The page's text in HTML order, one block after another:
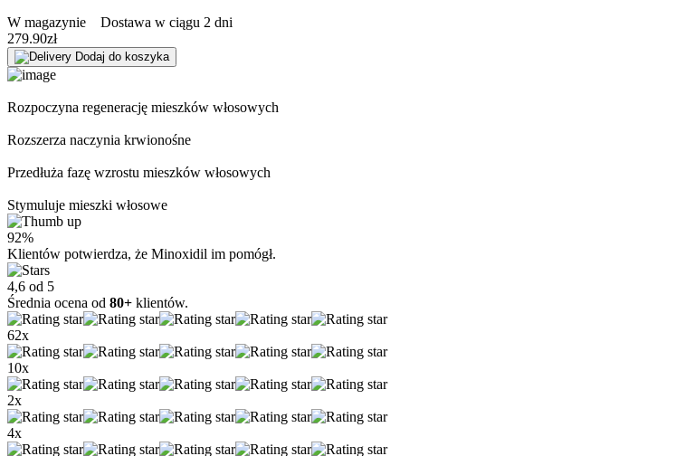
W magazynie
Dostawa w ciągu 2 dni
279.90zł
Dodaj do koszyka
Rozpoczyna regenerację mieszków włosowych
Rozszerza naczynia krwionośne
Przedłuża fazę wzrostu mieszków włosowych
Stymuluje mieszki włosowe
92%
Klientów potwierdza, że Minoxidil im pomógł.
4,6 od 5
Średnia ocena od 80+ klientów.
62x
10x
2x
4x